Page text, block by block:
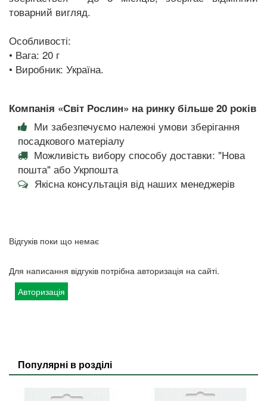
товарний вигляд.
Особливості:
• Вага: 20 г
• Виробник: Україна.
Компанія «Світ Рослин» на ринку більше 20 років
Ми забезпечуємо належні умови зберігання
посадкового матеріалу
Можливість вибору способу доставки: "Нова
пошта" або Укрпошта
Якісна консультація від наших менеджерів
Відгуків поки що немає
Для написання відгуків потрібна авторизація на сайті.
Авторизація
Популярні в розділі